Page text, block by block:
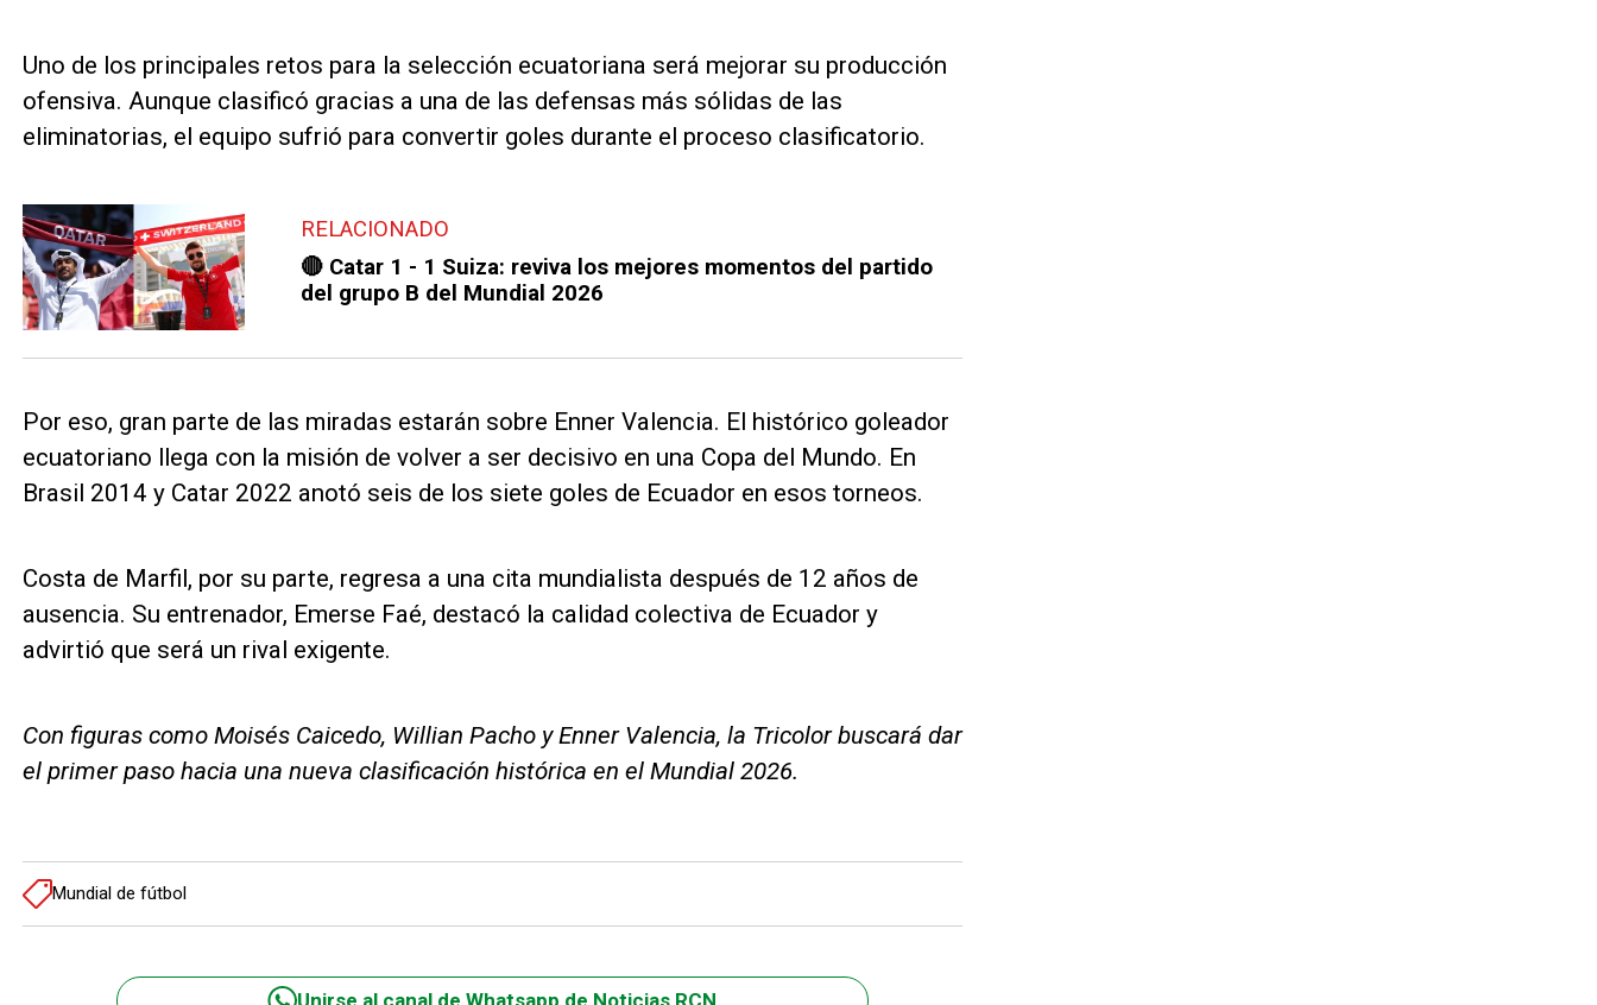
Uno de los principales retos para la selección ecuatoriana será mejorar su producción
ofensiva. Aunque clasificó gracias a una de las defensas más sólidas de las
eliminatorias, el equipo sufrió para convertir goles durante el proceso clasificatorio.
RELACIONADO
🔴 Catar 1 - 1 Suiza: reviva los mejores momentos del partido
del grupo B del Mundial 2026
Por eso, gran parte de las miradas estarán sobre Enner Valencia. El histórico goleador
ecuatoriano llega con la misión de volver a ser decisivo en una Copa del Mundo. En
Brasil 2014 y Catar 2022 anotó seis de los siete goles de Ecuador en esos torneos.
Costa de Marfil, por su parte, regresa a una cita mundialista después de 12 años de
ausencia. Su entrenador, Emerse Faé, destacó la calidad colectiva de Ecuador y
advirtió que será un rival exigente.
Con figuras como Moisés Caicedo, Willian Pacho y Enner Valencia, la Tricolor buscará dar
el primer paso hacia una nueva clasificación histórica en el Mundial 2026.
Mundial de fútbol